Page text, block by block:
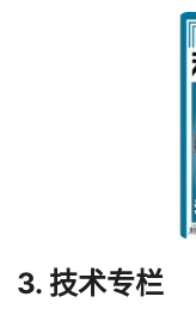
3. 技术专栏